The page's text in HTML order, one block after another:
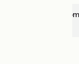
Vaison-la-